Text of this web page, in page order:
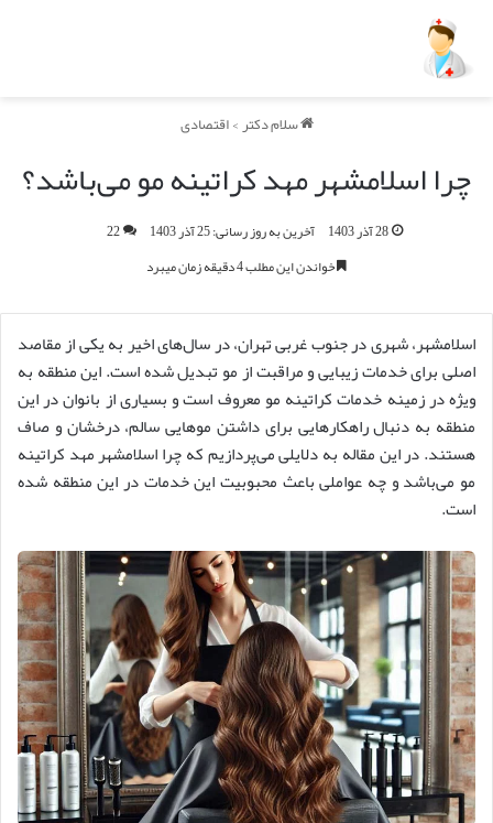
سلام دکتر>اقتصادی
چرا اسلامشهر مهد کراتینه مو می‌باشد؟
28 آذر 1403 آخرین به روز رسانی: 25 آذر 1403
22
خواندن این مطلب 4 دقیقه زمان میبرد
اسلامشهر، شهری در جنوب غربی تهران، در سال‌های اخیر به یکی از مقاصد
اصلی برای خدمات زیبایی و مراقبت از مو تبدیل شده است. این منطقه به
ویژه در زمینه خدمات کراتینه مو معروف است و بسیاری از بانوان در این
منطقه به دنبال راهکارهایی برای داشتن موهایی سالم، درخشان و صاف
هستند. در این مقاله به دلایلی می‌پردازیم که چرا اسلامشهر مهد کراتینه
مو می‌باشد و چه عواملی باعث محبوبیت این خدمات در این منطقه شده
است.